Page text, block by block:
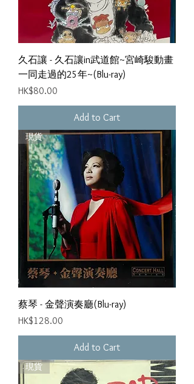
久石讓 - 久石讓in武道館~宮崎駿動畫
一同走過的25年~(Blu-ray)
Price
HK$80.00
Add to Cart
現貨
蔡琴 - 金聲演奏廳(Blu-ray)
Price
HK$128.00
Add to Cart
現貨